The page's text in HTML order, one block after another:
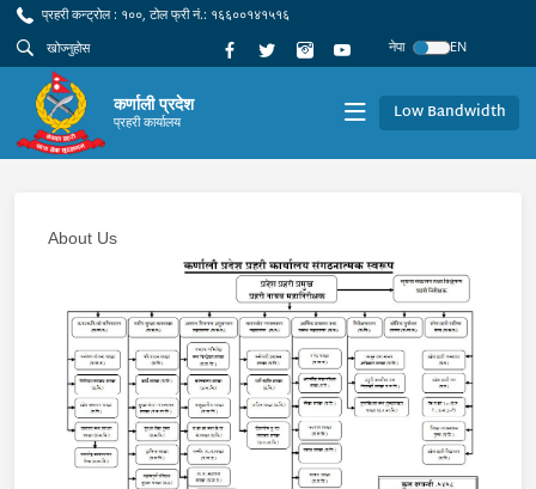
प्रहरी कन्ट्रोल : १००, टोल फ्री नं.: १६६००१४१५१६
नेपा
EN
कर्णाली प्रदेश
प्रहरी कार्यालय Low Bandwidth
About Us